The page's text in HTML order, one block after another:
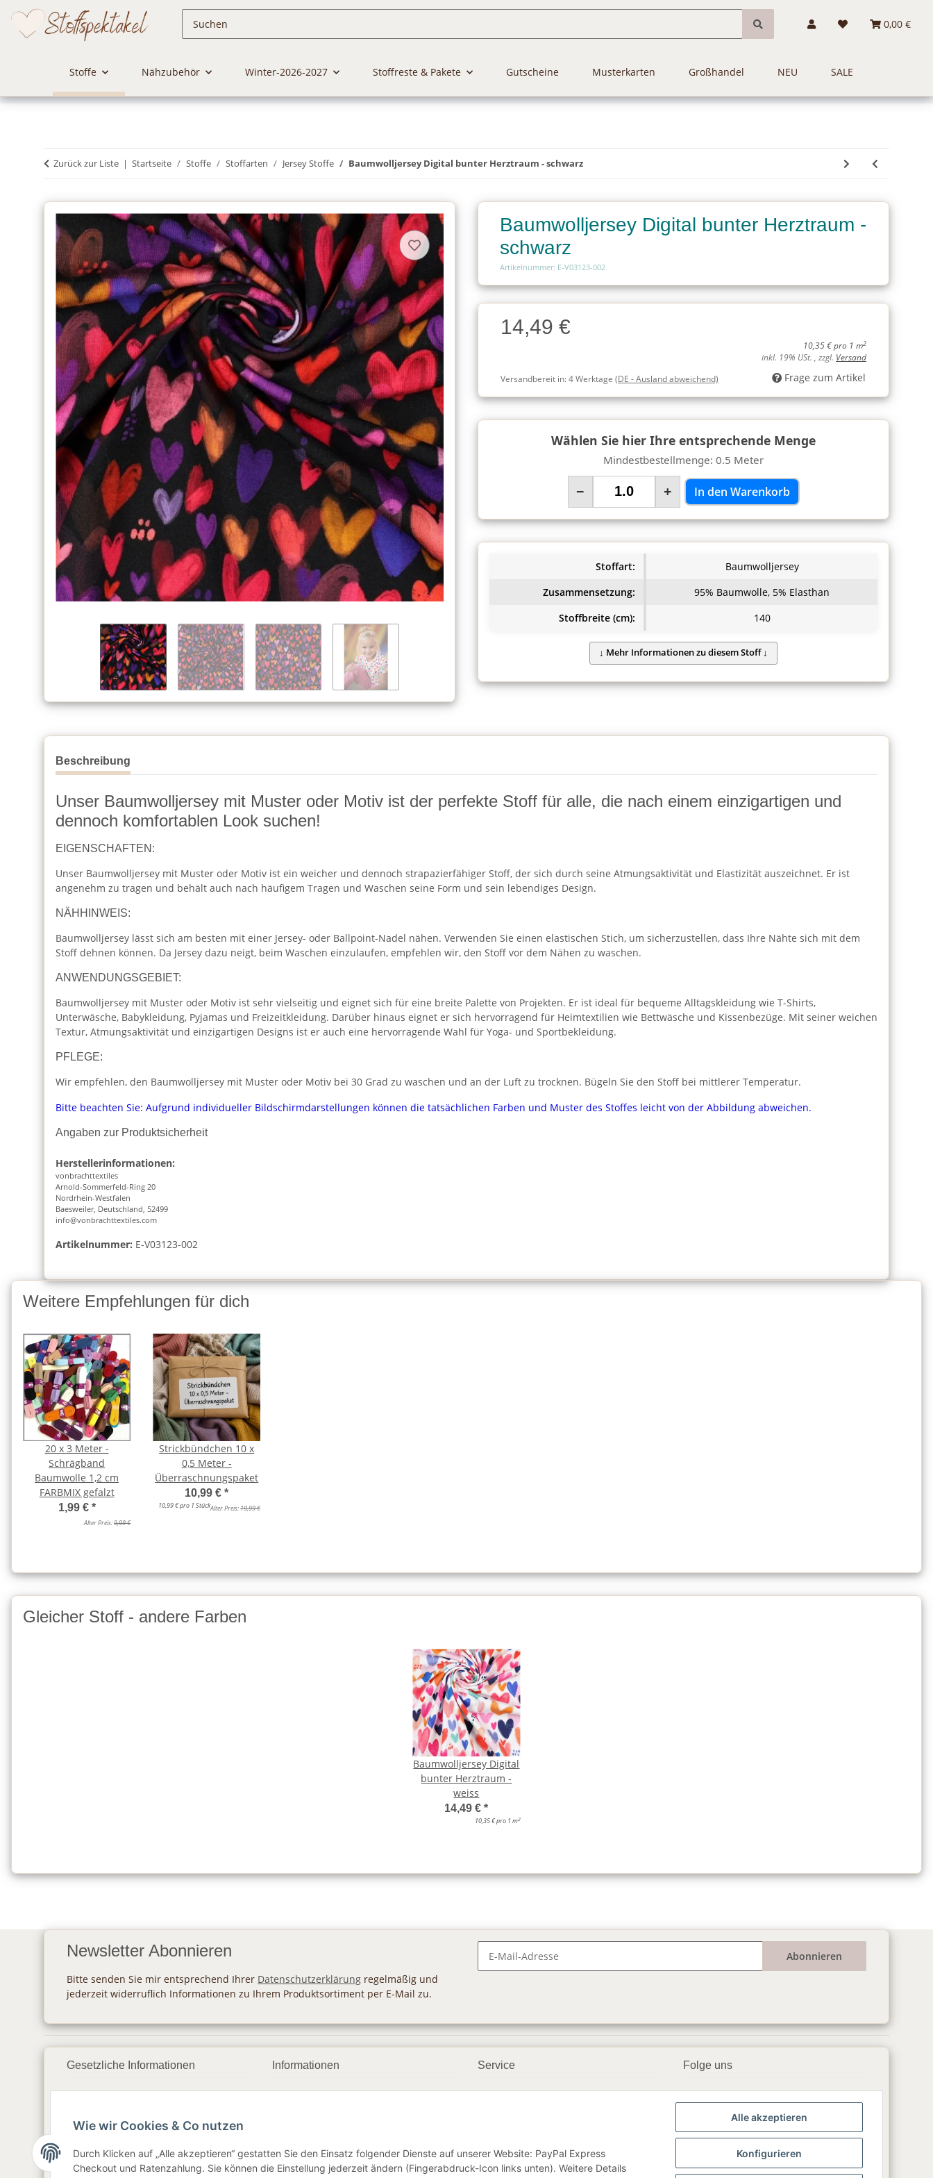
0,00 €
Stoffe Nähzubehör Winter-2026-2027 Stoffreste & Pakete Gutscheine Musterkarten Großhandel NEU SALE
Zurück zur Liste Startseite Stoffe Stoffarten Jersey Stoffe Baumwolljersey Digital bunter Herztraum - schwarz
Baumwolljersey Digital bunter Herztraum -
schwarz
Artikelnummer: E-V03123-002
Charge
Charge14,49 €
10,35 € pro 1 m2
inkl. 19% USt. , zzgl. Versand
Versandbereit in:4 Werktage (DE - Ausland abweichend) Frage zum Artikel
Wählen Sie hier Ihre entsprechende Menge
Mindestbestellmenge: 0.5 Meter
− + In den Warenkorb
Stoffart:
Baumwolljersey
Zusammensetzung:
95% Baumwolle, 5% Elasthan
Stoffbreite (cm):
140
Beschreibung
Unser Baumwolljersey mit Muster oder Motiv ist der perfekte Stoff für alle, die nach einem einzigartigen und
dennoch komfortablen Look suchen!
EIGENSCHAFTEN:
Unser Baumwolljersey mit Muster oder Motiv ist ein weicher und dennoch strapazierfähiger Stoff, der sich durch seine Atmungsaktivität und Elastizität auszeichnet. Er ist
angenehm zu tragen und behält auch nach häufigem Tragen und Waschen seine Form und sein lebendiges Design.
NÄHHINWEIS:
Baumwolljersey lässt sich am besten mit einer Jersey- oder Ballpoint-Nadel nähen. Verwenden Sie einen elastischen Stich, um sicherzustellen, dass Ihre Nähte sich mit dem
Stoff dehnen können. Da Jersey dazu neigt, beim Waschen einzulaufen, empfehlen wir, den Stoff vor dem Nähen zu waschen.
ANWENDUNGSGEBIET:
Baumwolljersey mit Muster oder Motiv ist sehr vielseitig und eignet sich für eine breite Palette von Projekten. Er ist ideal für bequeme Alltagskleidung wie T-Shirts,
Unterwäsche, Babykleidung, Pyjamas und Freizeitkleidung. Darüber hinaus eignet er sich hervorragend für Heimtextilien wie Bettwäsche und Kissenbezüge. Mit seiner weichen
Textur, Atmungsaktivität und einzigartigen Designs ist er auch eine hervorragende Wahl für Yoga- und Sportbekleidung.
PFLEGE:
Wir empfehlen, den Baumwolljersey mit Muster oder Motiv bei 30 Grad zu waschen und an der Luft zu trocknen. Bügeln Sie den Stoff bei mittlerer Temperatur.
Bitte beachten Sie: Aufgrund individueller Bildschirmdarstellungen können die tatsächlichen Farben und Muster des Stoffes leicht von der Abbildung abweichen.
Angaben zur Produktsicherheit
Herstellerinformationen:
vonbrachttextiles
Arnold-Sommerfeld-Ring 20
Nordrhein-Westfalen
Baesweiler, Deutschland, 52499
info@vonbrachttextiles.com
Artikelnummer: E-V03123-002
Weitere Empfehlungen für dich
20 x 3 Meter -
Schrägband
Baumwolle 1,2 cm
FARBMIX gefalzt
1,99 € *
Alter Preis:9,99 €
Strickbündchen 10 x
0,5 Meter -
Überraschnungspaket
10,99 €*
10,99 € pro 1 StückAlter Preis:19,99 €
Gleicher Stoff - andere Farben
Baumwolljersey Digital
bunter Herztraum -
weiss
14,49 €*
10,35 € pro 1 m2
Newsletter Abonnieren
Bitte senden Sie mir entsprechend Ihrer Datenschutzerklärung regelmäßig und
jederzeit widerruflich Informationen zu Ihrem Produktsortiment per E-Mail zu.
Abonnieren
Gesetzliche Informationen
AGB
Sitemap
Informationen
Newsletter
Service Folge uns
▶️ YouTube
📸 Instagram
Wie wir Cookies & Co nutzen
Durch Klicken auf „Alle akzeptieren“ gestatten Sie den Einsatz folgender Dienste auf unserer Website: PayPal Express
Checkout und Ratenzahlung. Sie können die Einstellung jederzeit ändern (Fingerabdruck-Icon links unten). Weitere Details
Alle akzeptieren
Konfigurieren